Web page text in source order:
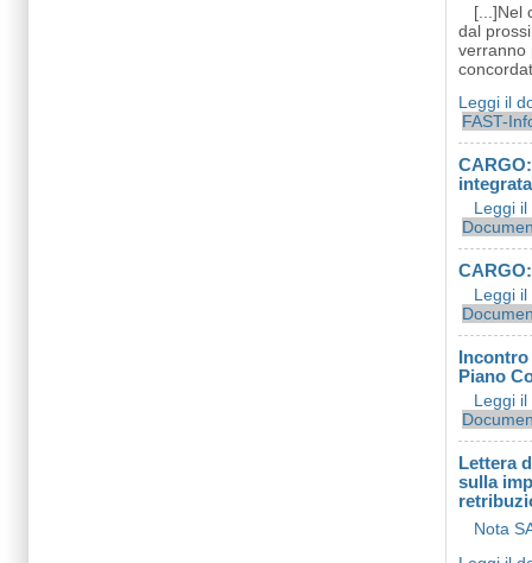
[...]Nel
dal
verranno
Leggi il
FAST-
Leggi
Leggi
Incontro
Piano
Leggi
Lettera
sulla
Nota